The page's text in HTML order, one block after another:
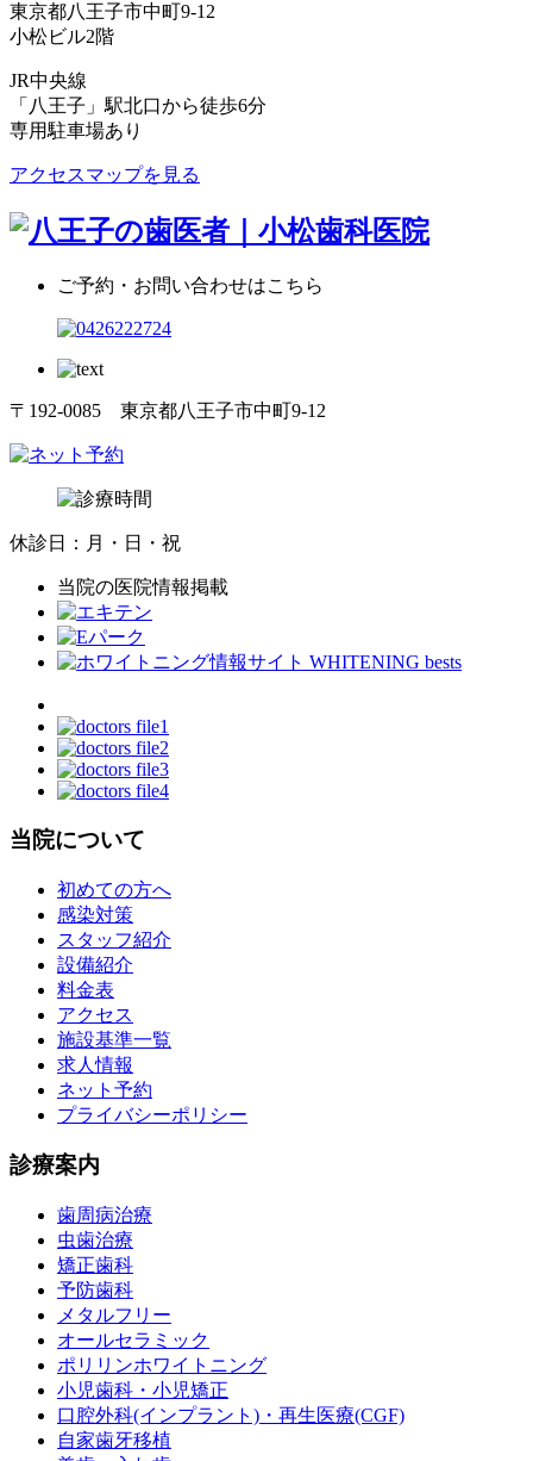
東京都八王子市中町9-12
小松ビル2階
JR中央線
「八王子」駅北口から徒歩6分
専用駐車場あり
アクセスマップを見る
ご予約・お問い合わせはこちら
〒192-0085 東京都八王子市中町9-12
休診日：月・日・祝
当院の医院情報掲載
当院について
初めての方へ
感染対策
スタッフ紹介
設備紹介
料金表
アクセス
施設基準一覧
求人情報
ネット予約
プライバシーポリシー
診療案内
歯周病治療
虫歯治療
矯正歯科
予防歯科
メタルフリー
オールセラミック
ポリリンホワイトニング
小児歯科・小児矯正
口腔外科(インプラント)・再生医療(CGF)
自家歯牙移植